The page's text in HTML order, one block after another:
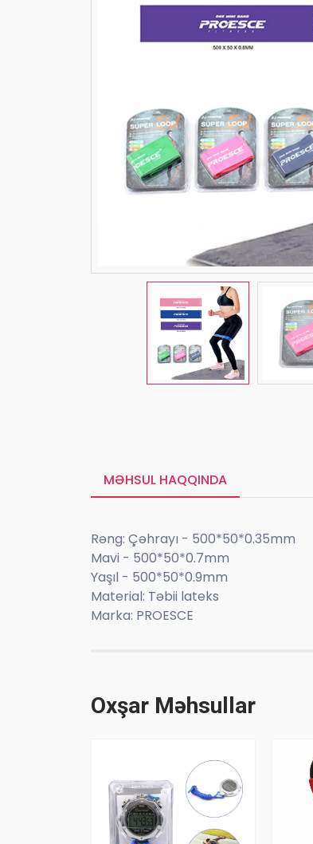
MƏHSUL HAQQINDA
Rəng: Çəhrayı - 500*50*0.35mm
Mavi - 500*50*0.7mm
Yaşıl - 500*50*0.9mm
Material: Təbii lateks
Marka: PROESCE
Oxşar Məhsullar